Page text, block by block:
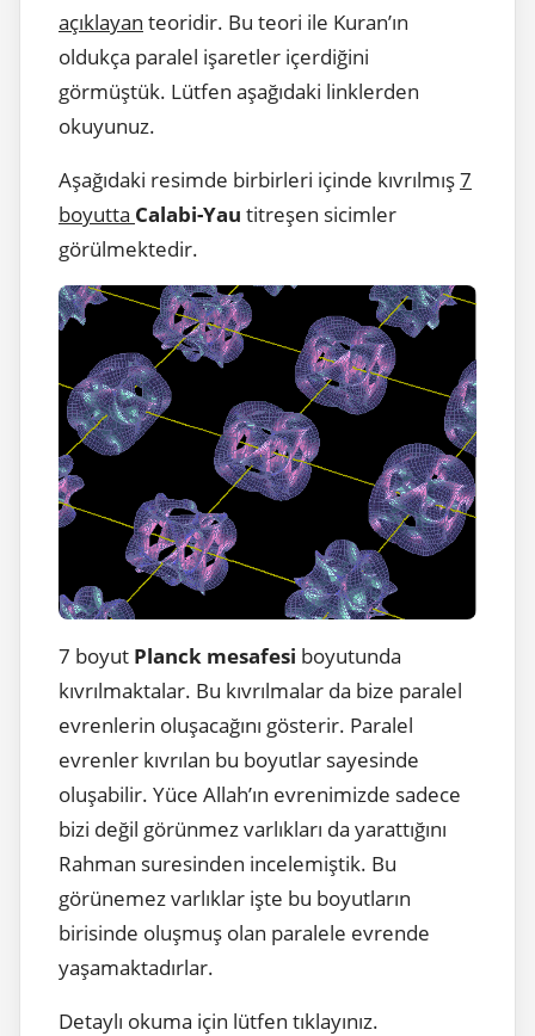
açıklayan teoridir. Bu teori ile Kuran’ın
oldukça paralel işaretler içerdiğini
görmüştük. Lütfen aşağıdaki linklerden
okuyunuz.
Aşağıdaki resimde birbirleri içinde kıvrılmış7
boyutta Calabi-Yau titreşen sicimler
görülmektedir.
7 boyut Planck mesafesi boyutunda
kıvrılmaktalar. Bu kıvrılmalar da bize paralel
evrenlerin oluşacağını gösterir. Paralel
evrenler kıvrılan bu boyutlar sayesinde
oluşabilir. Yüce Allah’ın evrenimizde sadece
bizi değil görünmez varlıkları da yarattığını
Rahman suresinden incelemiştik. Bu
görünemez varlıklar işte bu boyutların
birisinde oluşmuş olan paralele evrende
yaşamaktadırlar.
Detaylı okuma için lütfen tıklayınız.